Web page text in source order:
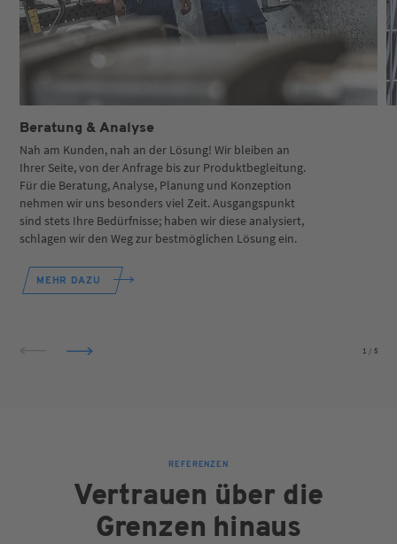
Beratung & Analyse
Nah am Kunden, nah an der Lösung! Wir bleiben an
Ihrer Seite, von der Anfrage bis zur Produktbegleitung.
Für die Beratung, Analyse, Planung und Konzeption
nehmen wir uns besonders viel Zeit. Ausgangspunkt
sind stets Ihre Bedürfnisse; haben wir diese analysiert,
schlagen wir den Weg zur bestmöglichen Lösung ein.
MEHR DAZU
1 / 5
REFERENZEN
Vertrauen über die
Grenzen hinaus